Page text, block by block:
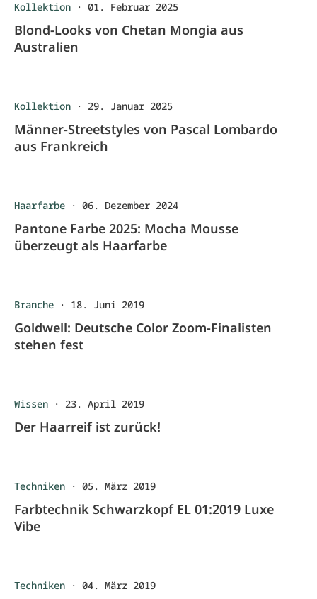
Kollektion · 01. Februar 2025
Blond-Looks von Chetan Mongia aus
Australien
Kollektion · 29. Januar 2025
Männer-Streetstyles von Pascal Lombardo
aus Frankreich
Haarfarbe · 06. Dezember 2024
Pantone Farbe 2025: Mocha Mousse
überzeugt als Haarfarbe
Branche · 18. Juni 2019
Goldwell: Deutsche Color Zoom-Finalisten
stehen fest
Wissen · 23. April 2019
Der Haarreif ist zurück!
Techniken · 05. März 2019
Farbtechnik Schwarzkopf EL 01:2019 Luxe
Vibe
Techniken · 04. März 2019